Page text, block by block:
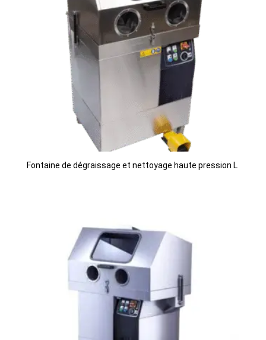
Fontaine de dégraissage et nettoyage haute pression L